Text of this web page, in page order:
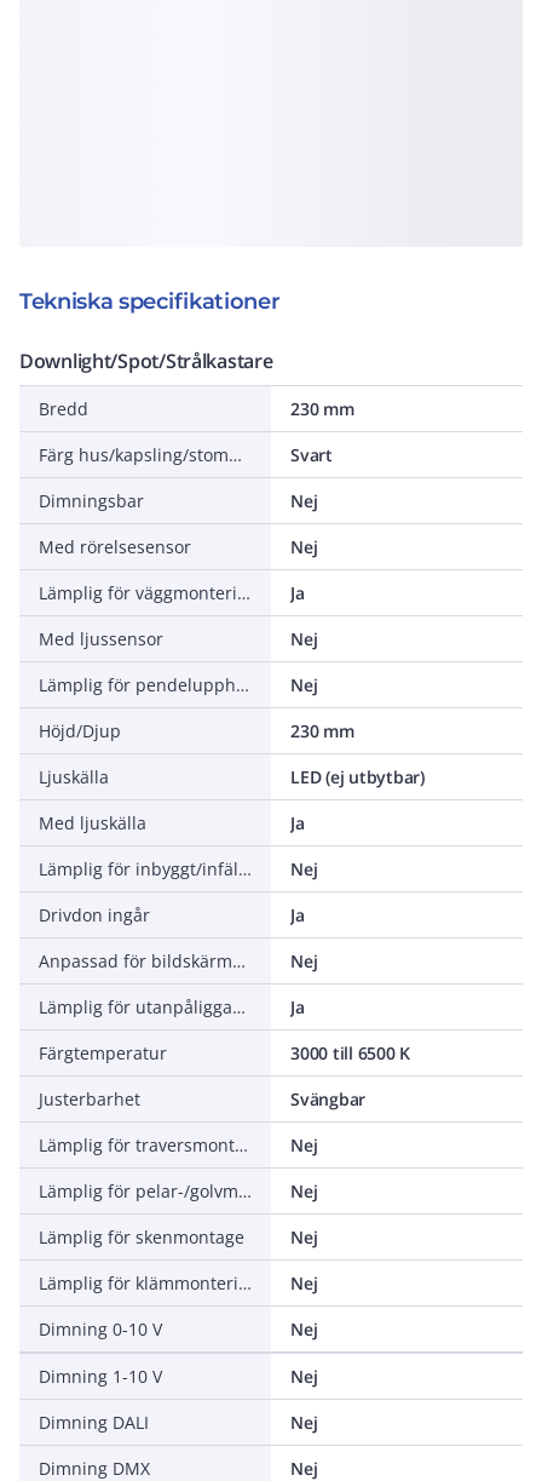
Tekniska specifikationer
Downlight/Spot/Strålkastare
Bredd
230 mm
Färg hus/kapsling/stomme
Svart
Dimningsbar
Nej
Med rörelsesensor
Nej
Lämplig för väggmontering
Ja
Med ljussensor
Nej
Lämplig för pendelupphängning
Nej
Höjd/Djup
230 mm
Ljuskälla
LED (ej utbytbar)
Med ljuskälla
Ja
Lämplig för inbyggt/infällt montage
Nej
Drivdon ingår
Ja
Anpassad för bildskärmsarbete (EN 12464-1)
Nej
Lämplig för utanpåliggande montage
Ja
Färgtemperatur
3000 till 6500 K
Justerbarhet
Svängbar
Lämplig för traversmontering
Nej
Lämplig för pelar-/golvmontering
Nej
Lämplig för skenmontage
Nej
Lämplig för klämmontering
Nej
Dimning 0-10 V
Nej
Dimning 1-10 V
Nej
Dimning DALI
Nej
Dimning DMX
Nej